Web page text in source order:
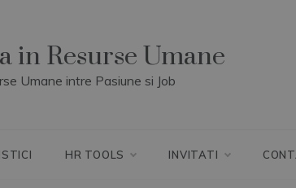
in Resurse Umane
Umane intre Pasiune si Job
HR TOOLS INVITATI